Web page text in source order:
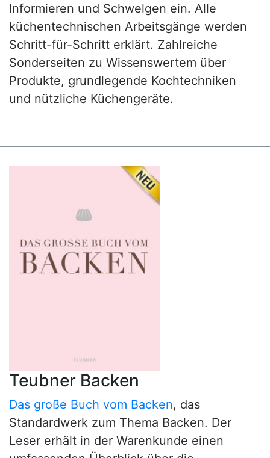
Informieren und Schwelgen ein. Alle
küchentechnischen Arbeitsgänge werden
Schritt-für-Schritt erklärt. Zahlreiche
Sonderseiten zu Wissenswertem über
Produkte, grundlegende Kochtechniken
und nützliche Küchengeräte.
Teubner Backen
Das große Buch vom Backen, das
Standardwerk zum Thema Backen. Der
Leser erhält in der Warenkunde einen